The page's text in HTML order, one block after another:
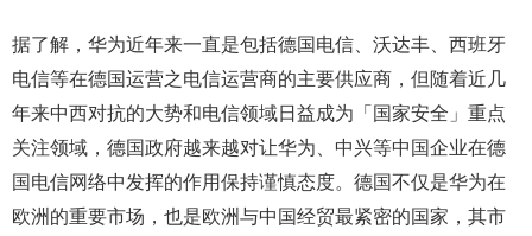
据了解，华为近年来一直是包括德国电信、沃达丰、西班牙
电信等在德国运营之电信运营商的主要供应商，但随着近几
年来中西对抗的大势和电信领域日益成为「国家安全」重点
关注领域，德国政府越来越对让华为、中兴等中国企业在德
国电信网络中发挥的作用保持谨慎态度。德国不仅是华为在
欧洲的重要市场，也是欧洲与中国经贸最紧密的国家，其市